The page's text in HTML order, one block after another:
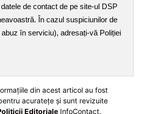
de contact de pe site-ul DSP
În cazul suspiciunilor de
în serviciu), adresați-vă Poliției
din acest articol au fost
acuratețe și sunt revizuite
Editoriale InfoContact.